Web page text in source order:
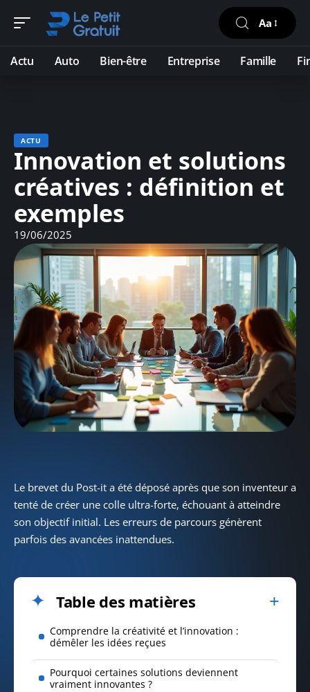
Aa
Actu Auto Bien-être Entreprise Famille
ACTU
Innovation et solutions
créatives : définition et
exemples
19/06/2025
Le brevet du Post-it a été déposé après que son inventeur a
tenté de créer une colle ultra-forte, échouant à atteindre
son objectif initial. Les erreurs de parcours génèrent
parfois des avancées inattendues.
Table des matières
Comprendre la créativité et l’innovation :
démêler les idées reçues
Pourquoi certaines solutions deviennent
vraiment innovantes ?